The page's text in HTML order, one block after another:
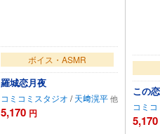
ボイス・ASMR
羅城恋月夜
コミコミスタジオ / 天﨑滉平
5,170 円
この
コミ
5,170